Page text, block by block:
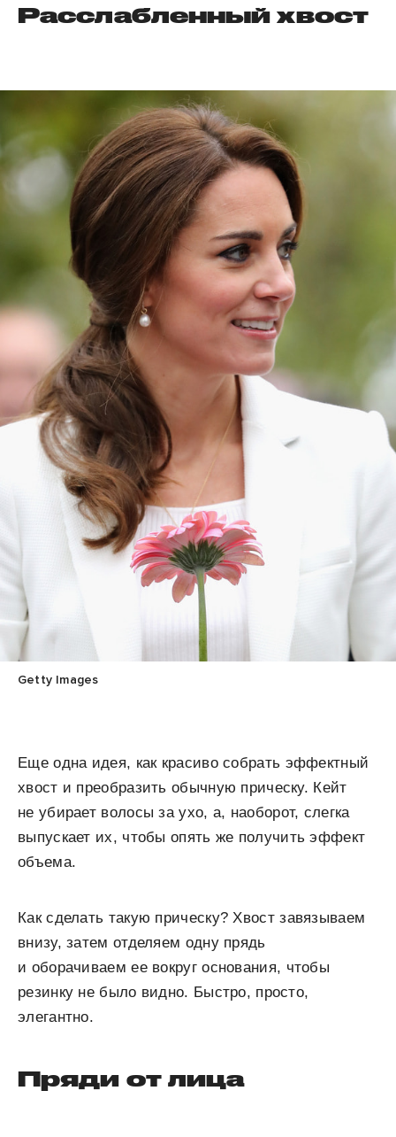
Расслабленный хвост
Getty Images
Еще одна идея, как красиво собрать эффектный
хвост и преобразить обычную прическу. Кейт
не убирает волосы за ухо, а, наоборот, слегка
выпускает их, чтобы опять же получить эффект
объема.
Как сделать такую прическу? Хвост завязываем
внизу, затем отделяем одну прядь
и оборачиваем ее вокруг основания, чтобы
резинку не было видно. Быстро, просто,
элегантно.
Пряди от лица